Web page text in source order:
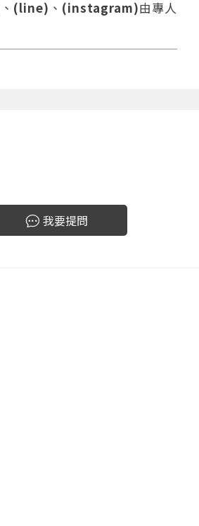
、 (line) 、 (instagram)由專人
我要提問